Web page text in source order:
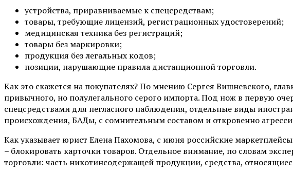
устройства, приравниваемые к спецсредствам;
товары, требующие лицензий, регистрационных удостоверений;
медицинская техника без регистраций;
товары без маркировки;
продукция без легальных кодов;
позиции, нарушающие правила дистанционной торговли.
Как это скажется на покупателях? По мнению Сергея Вишневского,
привычного, но полулегального серого импорта. Под нож в первую
спецсредствами для негласного наблюдения, отдельные виды
происхождения, БАДы, с сомнительным составом и откровенно
Как указывает юрист Елена Пахомова, с июня российские
– блокировать карточки товаров. Отдельное внимание, по словам
торговли: часть никотинсодержащей продукции, средства,